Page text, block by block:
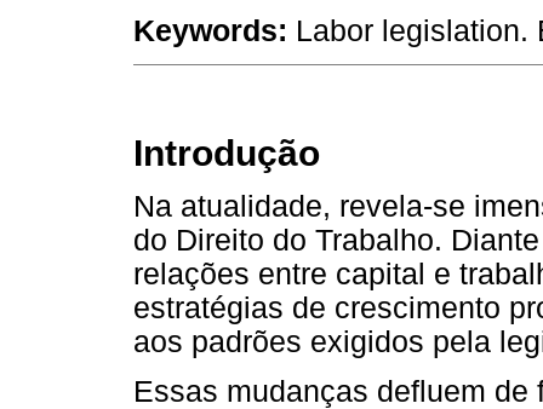
Keywords: Labor legislation.
Introdução
Na atualidade, revela-se
do Direito do Trabalho.
relações entre capital e
estratégias de crescimento
aos padrões exigidos pela
Essas mudanças defluem